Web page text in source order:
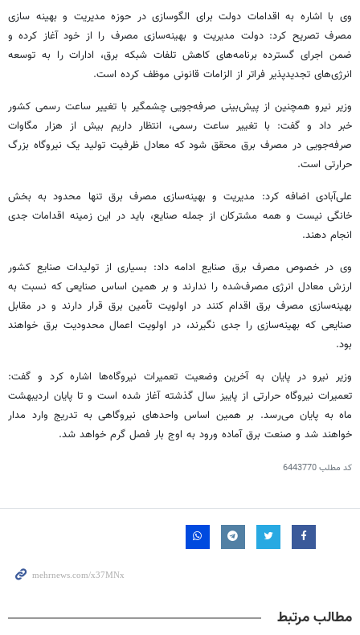
وی با اشاره به اقدامات دولت برای الگوسازی در حوزه مدیریت و بهینه سازی
مصرف تصریح کرد: دولت مدیریت و بهینه‌سازی مصرف را از خود آغاز کرده و
ضمن اجرای گسترده برنامه‌های کاهش تلفات شبکه برق، ادارات را به توسعه
انرژی‌های تجدیدپذیر فراتر از الزامات قانونی موظف کرده است.
وزیر نیرو همچنین از پیش‌بینی صرفه‌جویی چشمگیر با تغییر ساعت رسمی کشور
خبر داد و گفت: با تغییر ساعت رسمی، انتظار داریم بیش از هزار مگاوات
صرفه‌جویی در مصرف برق محقق شود که معادل ظرفیت تولید یک نیروگاه بزرگ
حرارتی است.
علی‌آبادی اضافه کرد: مدیریت و بهینه‌سازی مصرف برق تنها محدود به بخش
خانگی نیست و همه مشترکان از جمله صنایع، باید در این زمینه اقدامات جدی
انجام دهند.
وی در خصوص مصرف برق صنایع ادامه داد: بسیاری از تولیدات صنایع کشور
ارزش معادل انرژی مصرف‌شده را ندارند و بر همین اساس صنایعی که نسبت به
بهینه‌سازی مصرف برق اقدام کنند در اولویت تأمین برق قرار دارند و در مقابل
صنایعی که بهینه‌سازی را جدی نگیرند، در اولویت اعمال محدودیت برق خواهند
بود.
وزیر نیرو در پایان به آخرین وضعیت تعمیرات نیروگاه‌ها اشاره کرد و گفت:
تعمیرات نیروگاه حرارتی از پاییز سال گذشته آغاز شده است و تا پایان اردیبهشت
ماه به پایان می‌رسد. بر همین اساس واحدهای نیروگاهی به تدریج وارد مدار
خواهند شد و صنعت برق آماده ورود به اوج بار فصل گرم خواهد شد.
کد مطلب6443770
مطالب مرتبط